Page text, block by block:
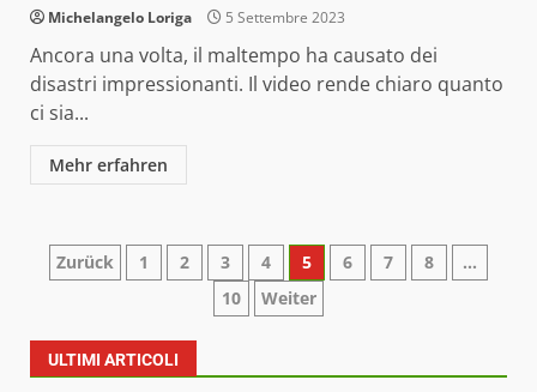
Michelangelo Loriga 5 Settembre 2023
Ancora una volta, il maltempo ha causato dei
disastri impressionanti. Il video rende chiaro quanto
ci sia...
Mehr erfahren
Paginazione
articoli
Zurück 1 2 3 4 5 6 7 8
…
10
Weiter
ULTIMI ARTICOLI